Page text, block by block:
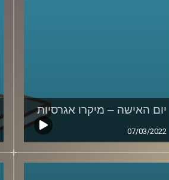
יום האישה – מיקרו אגרסיות
07/03/2022